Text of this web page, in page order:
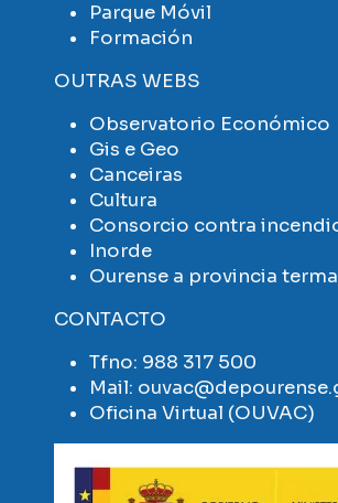
Parque Móvil
Formación
OUTRAS WEBS
Observatorio Económico
Gis e Geo
Canceiras
Cultura
Consorcio contra
Inorde
Ourense a provincia
CONTACTO
Tfno: 988 317 500
Mail:
Oficina Virtual (OUVAC)